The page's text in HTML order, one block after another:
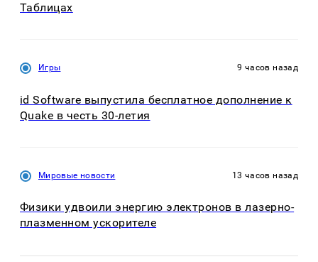
Таблицах
Игры 9 часов назад
id Software выпустила бесплатное дополнение к
Quake в честь 30-летия
Мировые новости 13 часов назад
Физики удвоили энергию электронов в лазерно-
плазменном ускорителе